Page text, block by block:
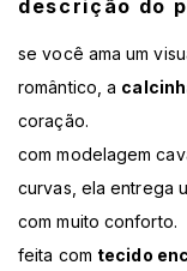
descrição do
se você ama um
romântico, a
coração.
com modelagem
curvas, ela entrega
com muito conforto.
feita com tecido